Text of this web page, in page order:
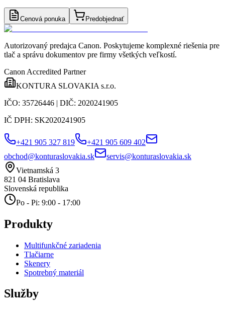
Cenová ponuka Predobjednať
Autorizovaný predajca Canon. Poskytujeme komplexné riešenia pre
tlač a správu dokumentov pre firmy všetkých veľkostí.
Canon Accredited Partner
KONTURA SLOVAKIA s.r.o.
IČO: 35726446 | DIČ: 2020241905
IČ DPH: SK2020241905
+421 905 327 819
+421 905 609 402
obchod@konturaslovakia.sk
servis@konturaslovakia.sk
Vietnamská 3
821 04 Bratislava
Slovenská republika
Po - Pi: 9:00 - 17:00
Produkty
Multifunkčné zariadenia
Tlačiarne
Skenery
Spotrebný materiál
Služby